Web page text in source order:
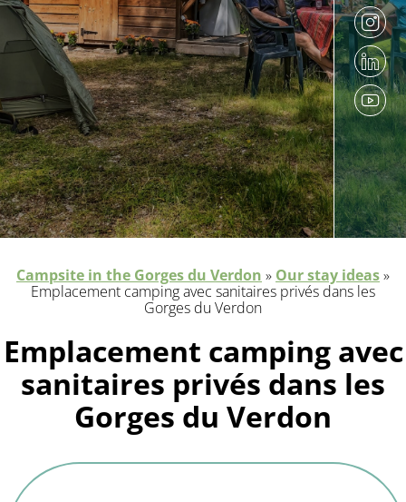
Campsite in the Gorges du Verdon » Our stay ideas»
Emplacement camping avec sanitaires privés dans les
Gorges du Verdon
Emplacement camping avec
sanitaires privés dans les
Gorges du Verdon